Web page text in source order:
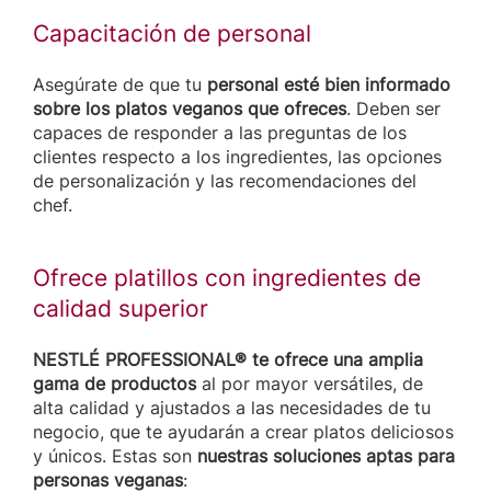
Capacitación de personal
Asegúrate de que tu personal esté bien informado
sobre los platos veganos que ofreces. Deben ser
capaces de responder a las preguntas de los
clientes respecto a los ingredientes, las opciones
de personalización y las recomendaciones del
chef.
Ofrece platillos con ingredientes de
calidad superior
NESTLÉ PROFESSIONAL® te ofrece una amplia
gama de productosal por mayor versátiles, de
alta calidad y ajustados a las necesidades de tu
negocio, que te ayudarán a crear platos deliciosos
y únicos. Estas son nuestras soluciones aptas para
personas veganas: